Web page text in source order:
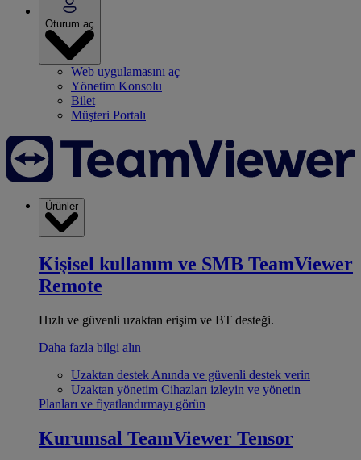
Oturum aç
Web uygulamasını aç
Yönetim Konsolu
Bilet
Müşteri Portalı
Ürünler
Kişisel kullanım ve SMB TeamViewer
Remote
Hızlı ve güvenli uzaktan erişim ve BT desteği.
Daha fazla bilgi alın
Uzaktan destek Anında ve güvenli destek verin
Uzaktan yönetim Cihazları izleyin ve yönetin
Planları ve fiyatlandırmayı görün
Kurumsal TeamViewer Tensor